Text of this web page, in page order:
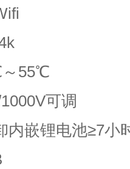
～55℃
可调
内嵌锂电池≥7小